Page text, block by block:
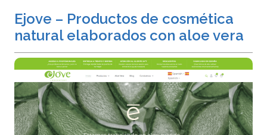
Ejove – Productos de cosmética
natural elaborados con aloe vera